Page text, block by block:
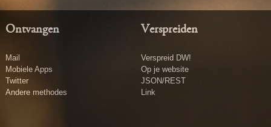
Ontvangen
Mail
Mobiele Apps
Twitter
Andere methodes
Verspreiden
Verspreid DW!
Op je website
JSON/REST
Link